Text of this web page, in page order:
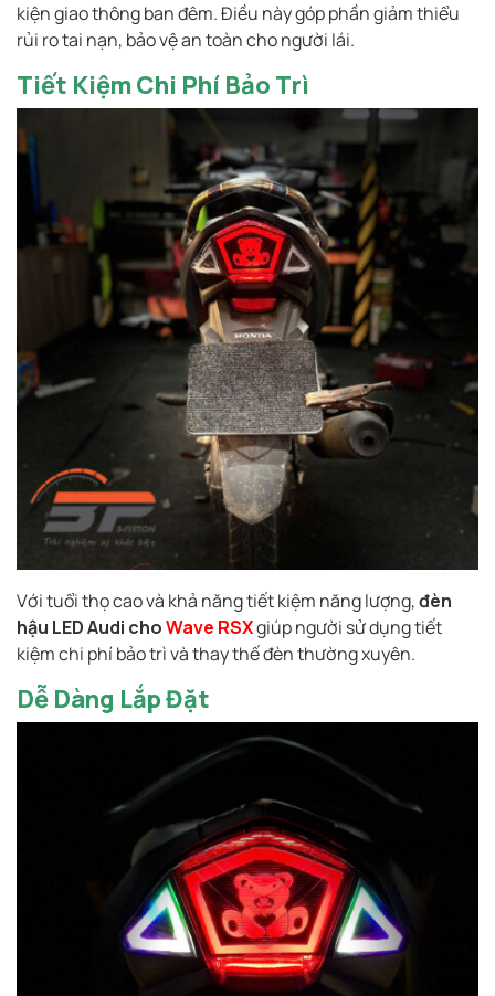
kiện giao thông ban đêm. Điều này góp phần giảm thiểu
rủi ro tai nạn, bảo vệ an toàn cho người lái.
Tiết Kiệm Chi Phí Bảo Trì
Với tuổi thọ cao và khả năng tiết kiệm năng lượng,đèn
hậu LED Audi choWave RSXgiúp người sử dụng tiết
kiệm chi phí bảo trì và thay thế đèn thường xuyên.
Dễ Dàng Lắp Đặt